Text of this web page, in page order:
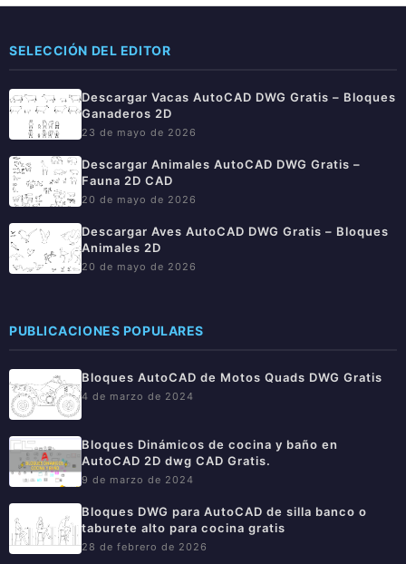
SELECCIÓN DEL EDITOR
Descargar Vacas AutoCAD DWG Gratis – Bloques
Ganaderos 2D
23 de mayo de 2026
Descargar Animales AutoCAD DWG Gratis –
Fauna 2D CAD
20 de mayo de 2026
Descargar Aves AutoCAD DWG Gratis – Bloques
Animales 2D
20 de mayo de 2026
PUBLICACIONES POPULARES
Bloques AutoCAD de Motos Quads DWG Gratis
4 de marzo de 2024
Bloques Dinámicos de cocina y baño en
AutoCAD 2D dwg CAD Gratis.
9 de marzo de 2024
Bloques DWG para AutoCAD de silla banco o
taburete alto para cocina gratis
28 de febrero de 2026